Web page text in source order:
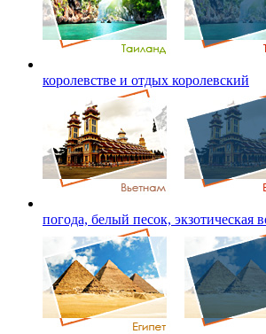
королевстве и отдых королевский
погода, белый песок, экзотическая